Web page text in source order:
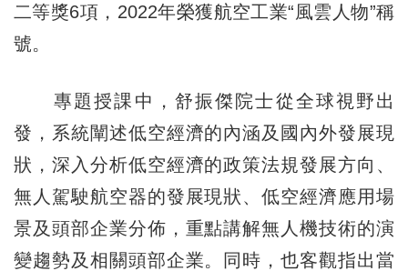
二等獎6項，2022年榮獲航空工業“風雲人物”稱
號。
專題授課中，舒振傑院士從全球視野出
發，系統闡述低空經濟的內涵及國內外發展現
狀，深入分析低空經濟的政策法規發展方向、
無人駕駛航空器的發展現狀、低空經濟應用場
景及頭部企業分佈，重點講解無人機技術的演
變趨勢及相關頭部企業。同時，也客觀指出當